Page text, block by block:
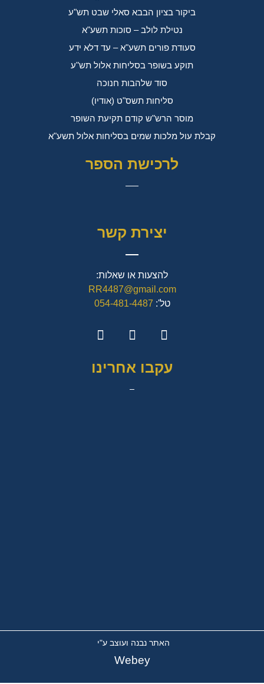
ביקור בציון הבבא סאלי שבט תש"ע
נטילת לולב – סוכות תשע"א
סעודת פורים תשע"א – עד דלא ידע
תוקע בשופר בסליחות אלול תש"ע
סוד שלהבות חנוכה
סליחות תשס"ט (אודיו)
מוסר הרש"ש קודם תקיעת השופר
קבלת עול מלכות שמים בסליחות אלול תשע"א
לרכישת הספר
יצירת קשר
להצעות או שאלות:
RR4487@gmail.com
טל': 054-481-4487
עקבו אחרינו
האתר נבנה ועוצב ע"י
Webey